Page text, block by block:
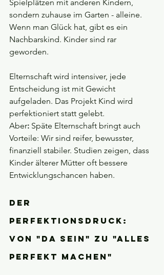
Spielplätzen mit anderen Kindern,
sondern zuhause im Garten - alleine.
Wenn man Glück hat, gibt es ein
Nachbarskind. Kinder sind rar
geworden.
Elternschaft wird intensiver, jede
Entscheidung ist mit Gewicht
aufgeladen. Das Projekt Kind wird
perfektioniert statt gelebt.
Aber: Späte Elternschaft bringt auch
Vorteile: Wir sind reifer, bewusster,
finanziell stabiler. Studien zeigen, dass
Kinder älterer Mütter oft bessere
Entwicklungschancen haben.
Der
Perfektionsdruck:
Von "da sein" zu "alles
perfekt machen"